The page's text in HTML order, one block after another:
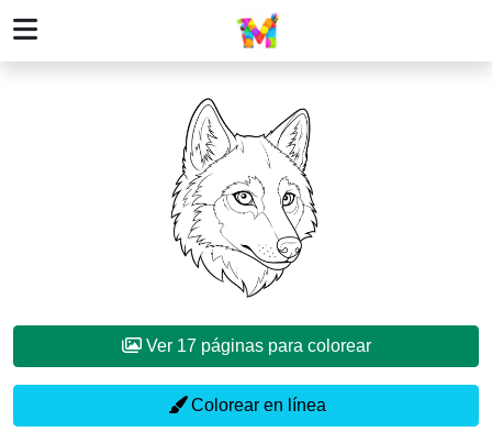
Ver 17 páginas para colorear
Colorear en línea